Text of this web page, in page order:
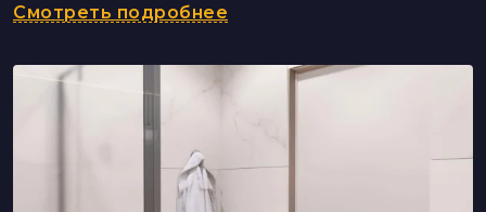
Смотреть подробнее